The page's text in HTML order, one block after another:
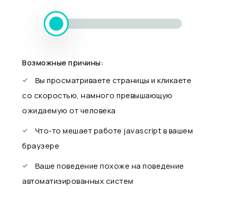
Возможные причины:
Вы просматриваете страницы и кликаете
со скоростью, намного превышающую
ожидаемую от человека
Что-то мешает работе javascript в вашем
браузере
Ваше поведение похоже на поведение
автоматизированных систем